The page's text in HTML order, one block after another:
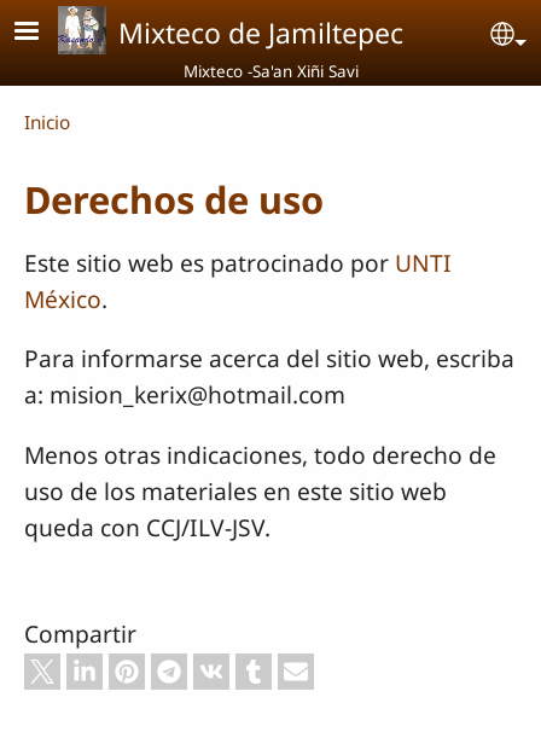
Pasar al contenido principal
Mixteco de Jamiltepec
Mixteco -Sa'an Xiñi Savi
Breadcrumb
Inicio
Derechos de uso
Este sitio web es patrocinado por UNTI
México.
Para informarse acerca del sitio web, escriba
a: mision_kerix@hotmail.com
Menos otras indicaciones, todo derecho de
uso de los materiales en este sitio web
queda con CCJ/ILV-JSV.
Compartir